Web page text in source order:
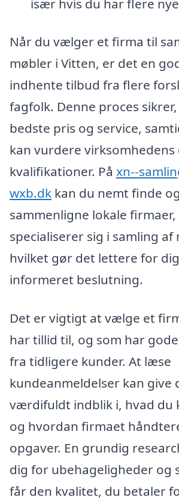
Når du vælger et firma til
møbler i Vitten, er det en
indhente tilbud fra flere
fagfolk. Denne proces
bedste pris og service,
kan vurdere
kvalifikationer. På xn--
wxb.dk kan du nemt finde og
sammenligne lokale
specialiserer sig i samling af
hvilket gør det lettere for
informeret beslutning.
Det er vigtigt at vælge et
har tillid til, og som har
fra tidligere kunder. At læse
kundeanmeldelser kan give
værdifuldt indblik i, hvad du
og hvordan firmaet
opgaver. En grundig
dig for ubehageligheder og
får den kvalitet, du betaler